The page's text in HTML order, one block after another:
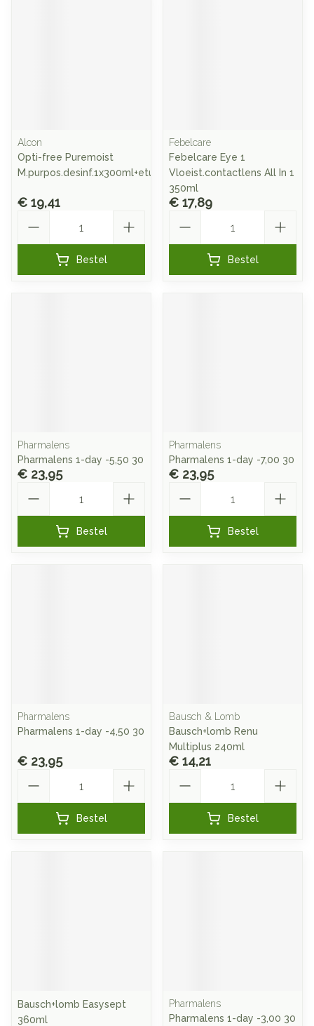
Alcon
Opti-free Puremoist
M.purpos.desinf.1x300ml+etui
€ 19,41
Bestel
Febelcare
Febelcare Eye 1
Vloeist.contactlens All In 1
350ml
€ 17,89
Bestel
Pharmalens
Pharmalens 1-day -5,50 30
€ 23,95
Bestel
Pharmalens
Pharmalens 1-day -7,00 30
€ 23,95
Bestel
Pharmalens
Pharmalens 1-day -4,50 30
€ 23,95
Bestel
Bausch & Lomb
Bausch+lomb Renu
Multiplus 240ml
€ 14,21
Bestel
Bausch+lomb Easysept
360ml
Pharmalens
Pharmalens 1-day -3,00 30